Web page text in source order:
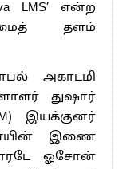
LMS’ என்ற
தளம்
அகாடமி
துஷார்
இயக்குனர்
இணை
ஓசோன்